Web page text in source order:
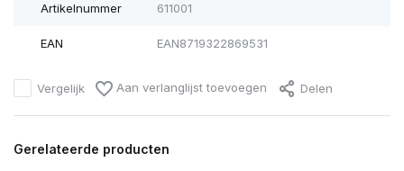
Artikelnummer 611001
EAN EAN8719322869531
Vergelijk Aan verlanglijst toevoegen Delen
Gerelateerde producten